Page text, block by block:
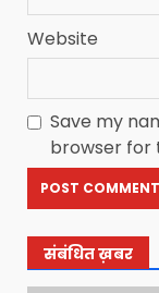
Website
Save my
browser for
संबंधित ख़बर